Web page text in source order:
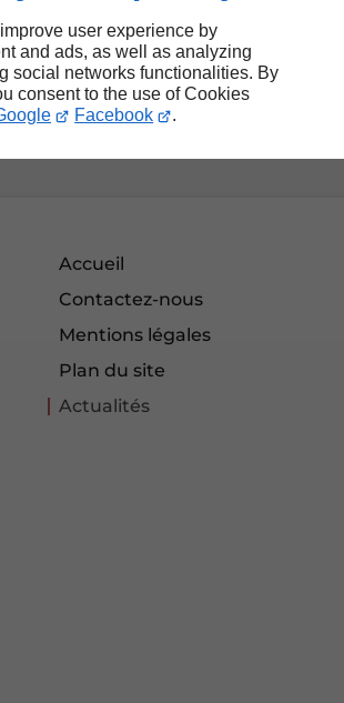
user experience by
and ads, as well as analyzing
social networks functionalities. By
consent to the use of Cookies
Facebook .
Accueil
Contactez-nous
Mentions légales
Plan du site
Actualités